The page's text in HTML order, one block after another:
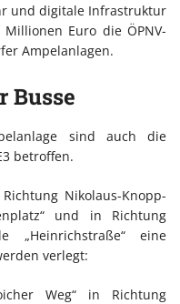
und digitale Infrastruktur
Euro die ÖPNV-
Ampelanlagen.
Busse
sind auch die
betroffen.
Nikolaus-Knopp-
und in Richtung
„Heinrichstraße“ eine
verlegt:
Weg“ in Richtung